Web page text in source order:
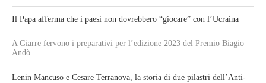
Il Papa afferma che i paesi non dovrebbero “giocare” con l’Ucraina
A Giarre fervono i preparativi per l’edizione 2023 del Premio Biagio
Andò
Lenin Mancuso e Cesare Terranova, la storia di due pilastri dell’Anti-